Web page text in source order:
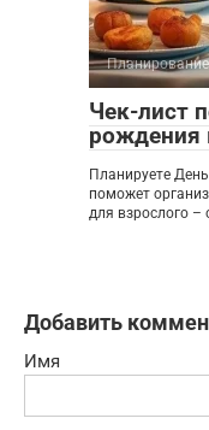
Чек-лист
рождения
Планируете
поможет
для взрослого –
Добавить
Имя